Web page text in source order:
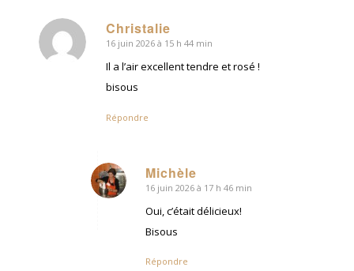
Christalie
dit
16 juin 2026 à 15 h 44 min
Il a l’air excellent tendre et rosé !
bisous
Répondre
Michèle
dit
16 juin 2026 à 17 h 46 min
Oui, c’était délicieux!
Bisous
Répondre